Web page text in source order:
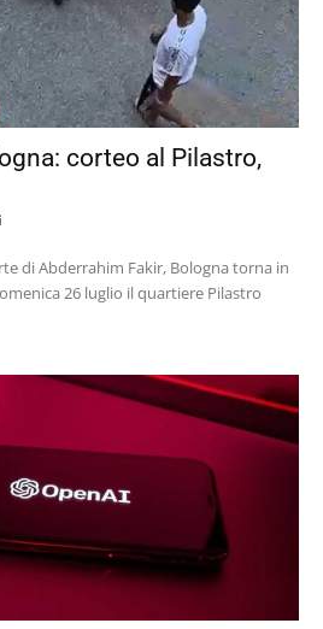
corteo al Pilastro,
di Abderrahim Fakir, Bologna torna in
26 luglio il quartiere Pilastro